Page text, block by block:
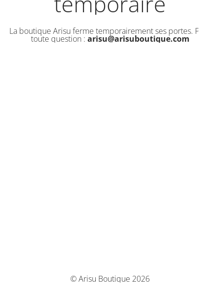
La boutique Arisu ferme temporairement ses portes. Pour
toute question : arisu@arisuboutique.com
© Arisu Boutique 2026